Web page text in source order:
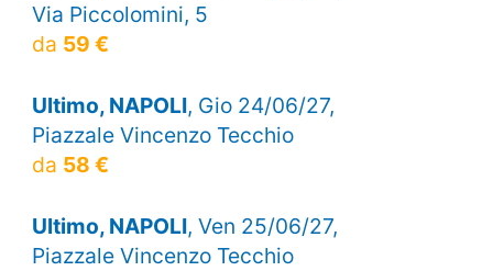
Via Piccolomini, 5
da 59 €
Ultimo, NAPOLI, Gio 24/06/27,
Piazzale Vincenzo Tecchio
da 58 €
Ultimo, NAPOLI, Ven 25/06/27,
Piazzale Vincenzo Tecchio